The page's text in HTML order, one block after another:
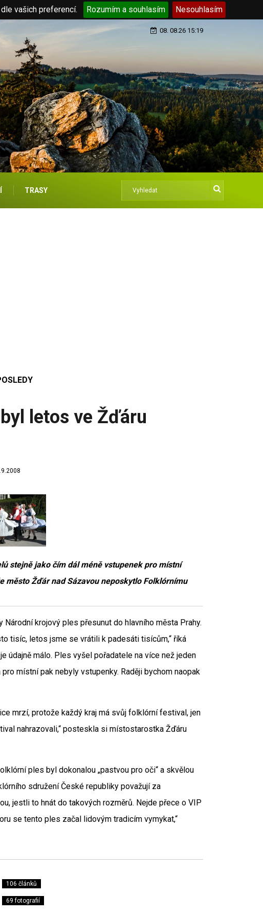
vašich preferencí. Rozumím a souhlasím Nesouhlasím
08. 08.26 15:19
TRASY
letos ve Žďáru
stejně jako čím dál méně vstupenek pro místní
město Žďár nad Sázavou neposkytlo Folklórnímu
krojový ples přesunut do hlavního města Prahy.
tisíc, letos jsme se vrátili k padesáti tisícům,“ říká
údajně málo. Ples vyšel pořadatele na více než jeden
místní pak nebyly vstupenky. Raději bychom naopak
mrzí, protože každý kraj má svůj folklórní festival, jen
nahrazovali,“ posteskla si místostarostka Žďáru
ples byl dokonalou „pastvou pro oči“ a skvělou
sdružení České republiky považují za
jestli to hnát do takových rozměrů. Nejde přece o VIP
se tento ples začal lidovým tradicím vymykat,“
106 článků
69 fotografií